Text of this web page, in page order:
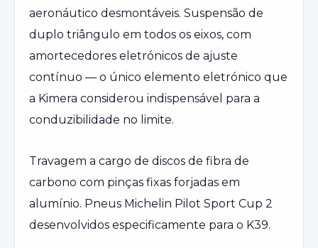
aeronáutico desmontáveis. Suspensão de
duplo triângulo em todos os eixos, com
amortecedores eletrónicos de ajuste
contínuo — o único elemento eletrónico que
a Kimera considerou indispensável para a
conduzibilidade no limite.
Travagem a cargo de discos de fibra de
carbono com pinças fixas forjadas em
alumínio. Pneus Michelin Pilot Sport Cup 2
desenvolvidos especificamente para o K39.